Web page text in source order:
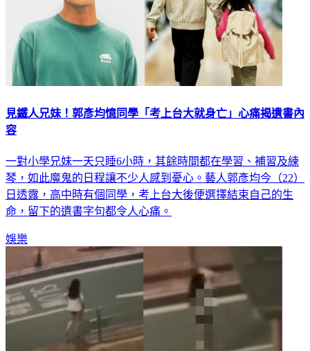
見鐵人兄妹！郭彥均憶同學「考上台大就身亡」心痛揭遺書內
容
一對小學兄妹一天只睡6小時，其餘時間都在學習、補習及練
琴，如此魔鬼的日程讓不少人感到憂心。藝人郭彥均今（22）
日透露，高中時有個同學，考上台大後便選擇結束自己的生
命，留下的遺書字句都令人心痛。
娛樂